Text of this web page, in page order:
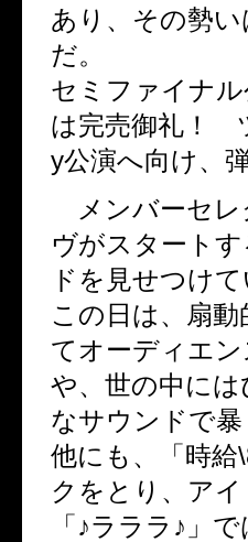
あり、その勢
だ。
セミファイナ
は完売御礼！
y公演へ向け、
メンバーセレ
ヴがスタート
ドを見せつけて
この日は、扇
てオーディエ
や、世の中に
なサウンドで
他にも、「時
クをとり、ア
「♪ラララ♪」